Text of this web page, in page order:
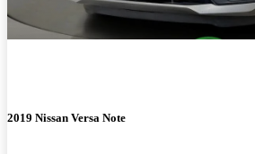
2019 Nissan Versa Note